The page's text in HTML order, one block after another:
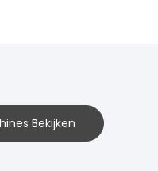
Bekijken